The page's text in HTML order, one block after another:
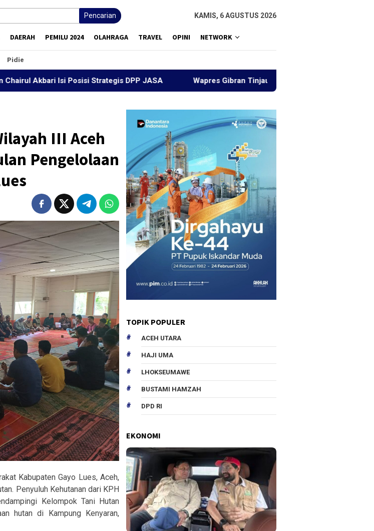
Pencarian KAMIS, 6 AGUSTUS 2026
DAERAH PEMILU 2024 OLAHRAGA TRAVEL OPINI NETWORK
Pidie
Posisi Strategis DPP JASA Wapres Gibran Tinjau Jembatan Teupin Mane, Progres
III Aceh
Pengelolaan
Kabupaten Gayo Lues, Aceh,
Penyuluh Kehutanan dari KPH
Kelompok Tani Hutan
hutan di Kampung Kenyaran,
TOPIK POPULER
ACEH UTARA
HAJI UMA
LHOKSEUMAWE
BUSTAMI HAMZAH
DPD RI
EKONOMI